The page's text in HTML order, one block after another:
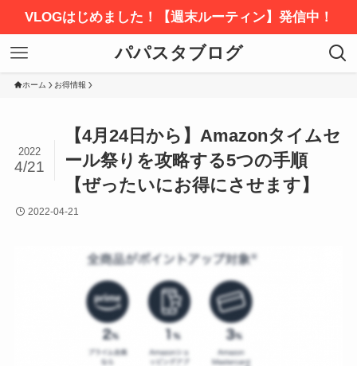
VLOGはじめました！【週末ルーティン】発信中！
パパスタブログ
ホーム お得情報
【4月24日から】Amazonタイムセ
ール祭りを攻略する5つの手順
【ぜったいにお得にさせます】
2022
4/21
2022-04-21